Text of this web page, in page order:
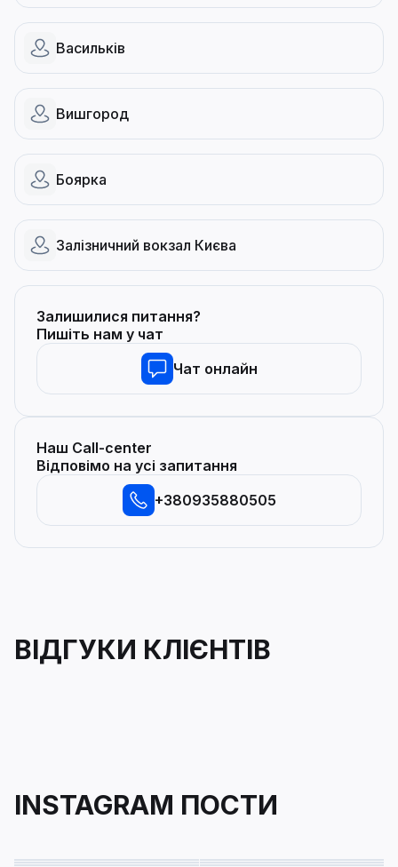
Васильків
Вишгород
Боярка
Залізничний вокзал Києва
Залишилися питання?
Пишіть нам у чат
Чат онлайн
Наш Call-center
Відповімо на усі запитання
+380935880505
ВІДГУКИ КЛІЄНТІВ
INSTAGRAM ПОСТИ